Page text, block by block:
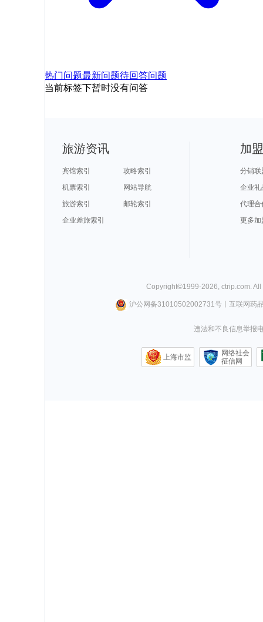
热门问题最新问题待回答问题
当前标签下暂时没有问答
旅游资讯
宾馆索引
攻略索引
机票索引
网站导航
旅游索引
邮轮索引
企业差旅索引
加
分销联
企业礼
代理合
更多加
Copyright©1999-2026, ctrip.com.
沪公网备31010502002731号丨 互联网药
违法和不良信息举报
上海市监
网络社会
征信网